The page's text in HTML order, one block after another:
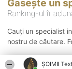
ȘOIMII
Gasește un
Ranking-ul îi
Cauți un specialist
nostru de căutare.